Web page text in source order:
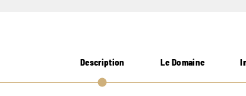
Description Le Domaine